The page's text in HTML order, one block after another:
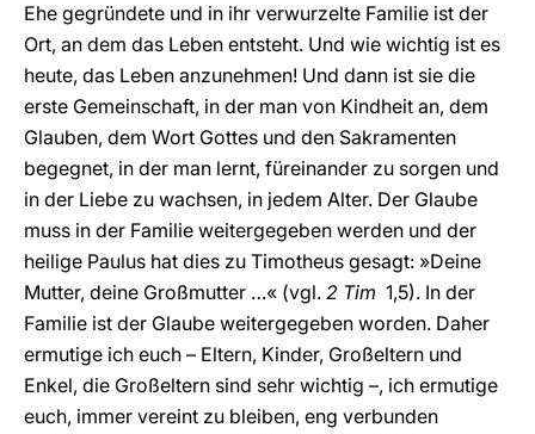
Ehe gegründete und in ihr verwurzelte Familie ist der
Ort, an dem das Leben entsteht. Und wie wichtig ist es
heute, das Leben anzunehmen! Und dann ist sie die
erste Gemeinschaft, in der man von Kindheit an, dem
Glauben, dem Wort Gottes und den Sakramenten
begegnet, in der man lernt, füreinander zu sorgen und
in der Liebe zu wachsen, in jedem Alter. Der Glaube
muss in der Familie weitergegeben werden und der
heilige Paulus hat dies zu Timotheus gesagt: »Deine
Mutter, deine Großmutter …« (vgl. 2 Tim 1,5). In der
Familie ist der Glaube weitergegeben worden. Daher
ermutige ich euch – Eltern, Kinder, Großeltern und
Enkel, die Großeltern sind sehr wichtig –, ich ermutige
euch, immer vereint zu bleiben, eng verbunden